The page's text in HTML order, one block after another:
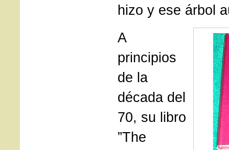
hizo y ese árbol
A
principios
de la
década del
70, su libro
”The